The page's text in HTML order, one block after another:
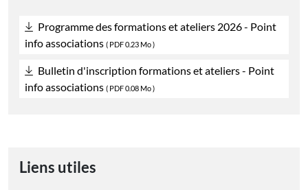
Programme des formations et ateliers 2026 - Point
info associations ( PDF0.23 Mo )
Bulletin d'inscription formations et ateliers - Point
info associations ( PDF0.08 Mo )
Liens utiles